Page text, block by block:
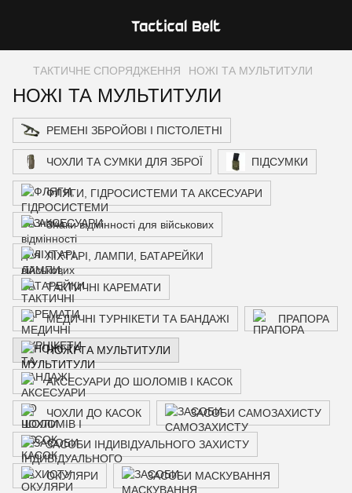
ТАКТИЧНЕ СПОРЯДЖЕННЯ НОЖІ ТА МУЛЬТИТУЛИ
НОЖІ ТА МУЛЬТИТУЛИ
РЕМЕНІ ЗБРОЙОВІ І ПІСТОЛЕТНІ
ЧОХЛИ ТА СУМКИ ДЛЯ ЗБРОЇ ПІДСУМКИ
ФЛЯГИ, ГІДРОСИСТЕМИ ТА АКСЕСУАРИ
Знаки відмінності для військових
ЛІХТАРІ, ЛАМПИ, БАТАРЕЙКИ
ТАКТИЧНІ КАРЕМАТИ
МЕДИЧНІ ТУРНІКЕТИ ТА БАНДАЖІ ПРАПОРА
НОЖІ ТА МУЛЬТИТУЛИ
АКСЕСУАРИ ДО ШОЛОМІВ І КАСОК
ЧОХЛИ ДО КАСОК ЗАСОБИ САМОЗАХИСТУ
ЗАСОБИ ІНДИВІДУАЛЬНОГО ЗАХИСТУ
ОКУЛЯРИ ЗАСОБИ МАСКУВАННЯ